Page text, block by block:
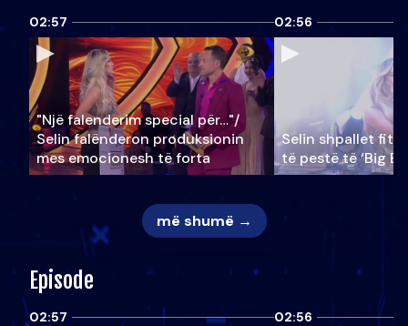
02:57
"Një falenderim special për…"/
Selin falënderon produksionin
mes emocionesh të forta
02:56
Selin shpallet
të pestë të ‘Big
më shumë →
Episode
02:57 02:56